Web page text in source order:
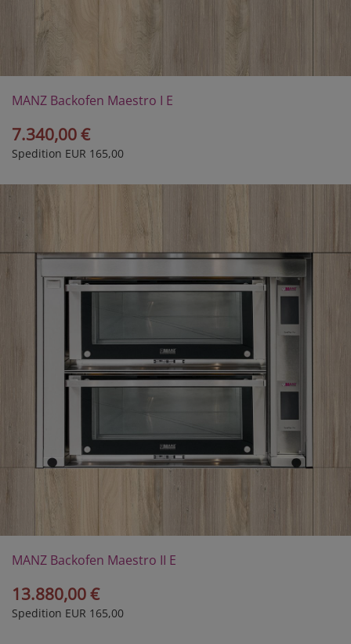
MANZ Backofen Maestro I E
7.340,00 €
Spedition EUR 165,00
MANZ Backofen Maestro II E
13.880,00 €
Spedition EUR 165,00